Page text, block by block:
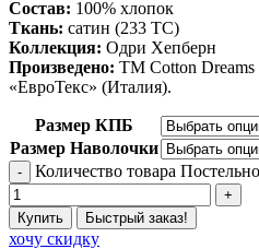
Состав: 100% хлопок
Ткань: сатин (233 ТС)
Коллекция: Одри Хепберн
Произведено: ТМ Cotton Dreams
«ЕвроТекс» (Италия).
Размер КПБ
Размер Наволочки
Количество товара
Купить Быстрый заказ!
хочу скидку